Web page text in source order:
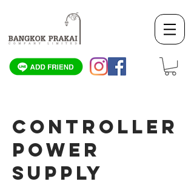
CONTROLLER
POWER
SUPPLY